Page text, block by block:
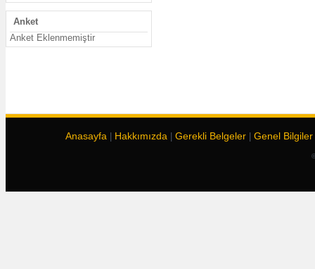
Anket
Anket Eklenmemiştir
Anasayfa| Hakkımızda| Gerekli Belgeler| Genel Bilgiler